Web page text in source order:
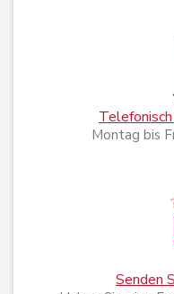
Montag bis
Senden